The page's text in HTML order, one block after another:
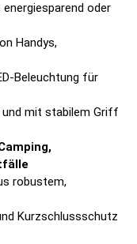
energiesparend oder
Handys,
Beleuchtung für
mit stabilem Griff
robustem,
Kurzschlussschutz